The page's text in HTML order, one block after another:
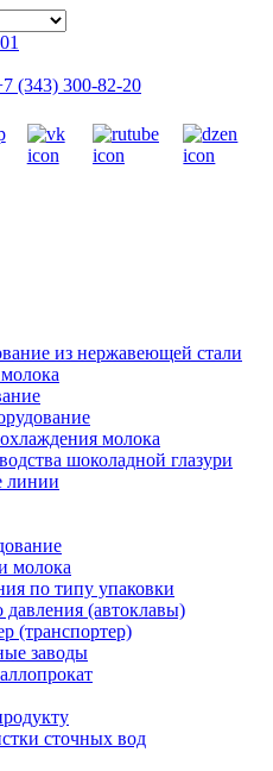
(343) 300-82-20
из нержавеющей стали
молока
шоколадной глазури
линии
молока
по типу упаковки
давления (автоклавы)
(транспортер)
заводы
сточных вод